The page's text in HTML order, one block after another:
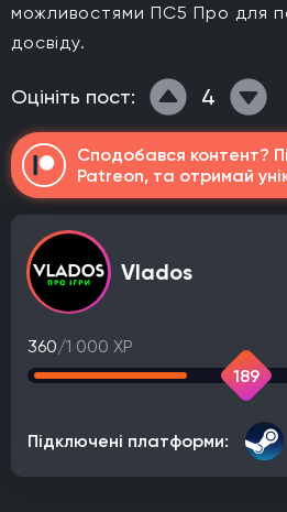
можливостями ПС5 Про для
досвіду.
Оцініть пост: 4
Сподобався контент?
Patreon, та отримай
Vlados
360/1 000 XP
189
Підключені платформи: